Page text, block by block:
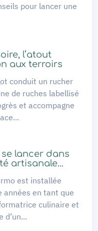
pour lancer une
l’atout
aux terroirs
conduit un rucher
de ruches labellisé
et accompagne
lancer dans
artisanale...
est installée
années en tant que
culinaire et
d’un...